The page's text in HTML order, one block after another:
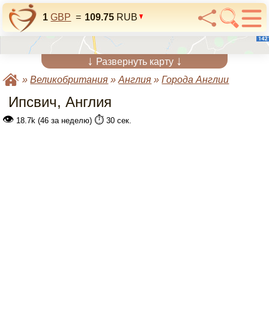
1 GBP = 109.75 RUB
↓ Развернуть карту ↓
»Великобритания »Англия »Города Англии
Ипсвич, Англия
👁 18.7k (46 за неделю) ⏱️ 30 сек.